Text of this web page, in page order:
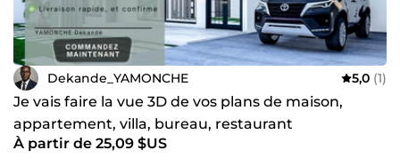
Dekande_YAMONCHE 5,0 (1)
Je vais faire la vue 3D de vos plans de maison,
appartement, villa, bureau, restaurant
À partir de 25,09 $US